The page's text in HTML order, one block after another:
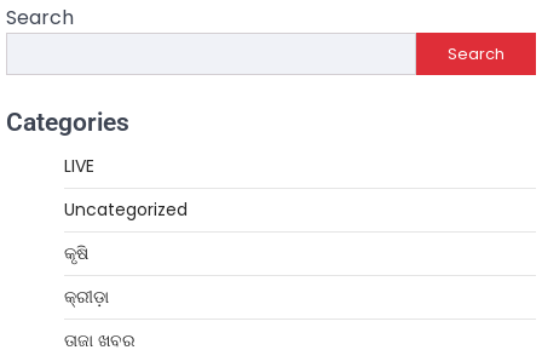
Search
Search
Categories
LIVE
Uncategorized
କୃଷି
କ୍ରୀଡ଼ା
ତାଜା ଖବର